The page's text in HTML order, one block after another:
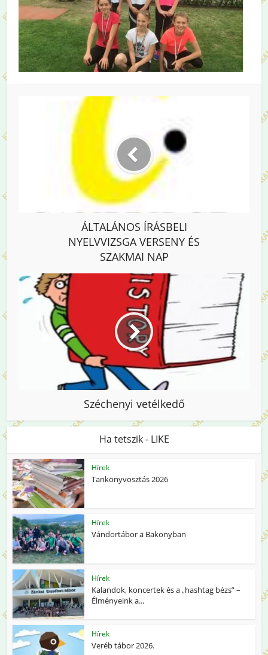
ÁLTALÁNOS ÍRÁSBELI
NYELVVIZSGA VERSENY ÉS
SZAKMAI NAP
Széchenyi vetélkedő
Ha tetszik - LIKE
Hírek
Tankönyvosztás 2026
Hírek
Vándortábor a Bakonyban
Hírek
Kalandok, koncertek és a „hashtag bézs” –
Élményeink a...
Hírek
Veréb tábor 2026.